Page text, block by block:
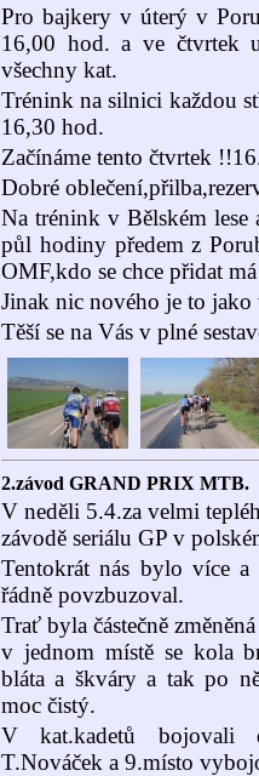
Pro bajkery v úterý v
16,00 hod. a ve čtvrtek
všechny kat.
Trénink na silnici každou
16,30 hod.
Začínáme tento čtvrtek
Dobré
Na trénink v Bělském
půl hodiny předem z
OMF,kdo se chce přidat
Jinak nic nového je to
Těší se na Vás v plné
2.závod GRAND PRIX MTB.
V neděli 5.4.za velmi
závodě seriálu GP v
Tentokrát nás bylo více
řádně povzbuzoval.
Trať byla částečně
v jednom místě se kola
bláta a škváry a tak po
moc čistý.
V kat.kadetů bojovali
T.Nováček a 9.místo